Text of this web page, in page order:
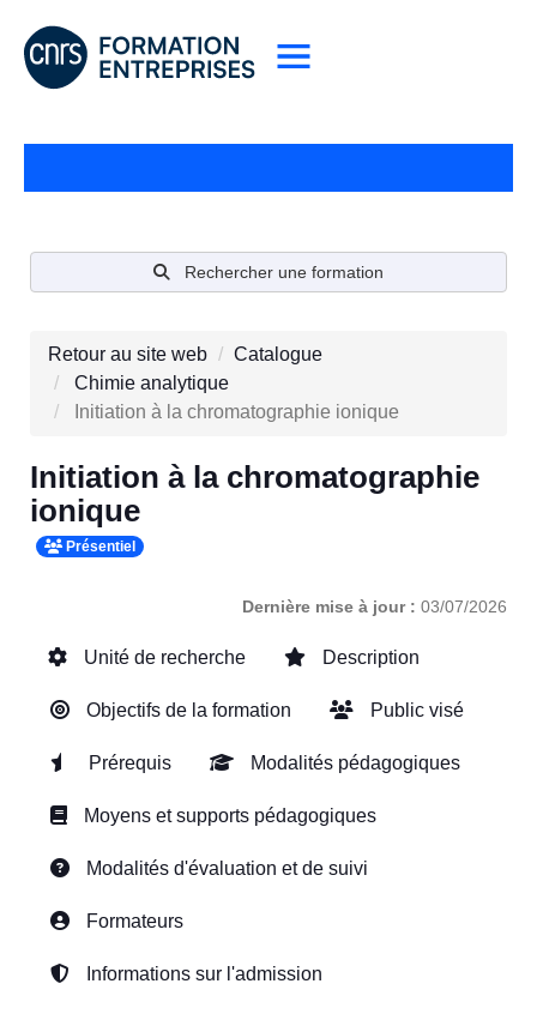
Rechercher une formation
Retour au site web
Catalogue
Chimie analytique
Initiation à la chromatographie ionique
Initiation à la chromatographie
ionique
Présentiel
Dernière mise à jour : 03/07/2026
Unité de recherche Description
Objectifs de la formation Public visé
Prérequis Modalités pédagogiques
Moyens et supports pédagogiques
Modalités d'évaluation et de suivi
Formateurs
Informations sur l'admission